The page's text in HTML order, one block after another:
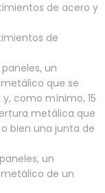
de acero y
de
un
que se
como mínimo, 15
metálica que
bien una junta de
un
de un